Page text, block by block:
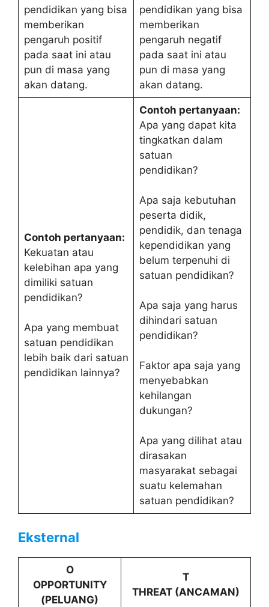
pendidikan yang bisa
memberikan
pengaruh positif
pada saat ini atau
pun di masa yang
akan datang.
pendidikan yang bisa
memberikan
pengaruh negatif
pada saat ini atau
pun di masa yang
akan datang.
Contoh pertanyaan:
Kekuatan atau
kelebihan apa yang
dimiliki satuan
pendidikan?
Apa yang membuat
satuan pendidikan
lebih baik dari satuan
pendidikan lainnya?
Contoh pertanyaan:
Apa yang dapat kita
tingkatkan dalam
satuan
pendidikan?
Apa saja kebutuhan
peserta didik,
pendidik, dan tenaga
kependidikan yang
belum terpenuhi di
satuan pendidikan?
Apa saja yang harus
dihindari satuan
pendidikan?
Faktor apa saja yang
menyebabkan
kehilangan
dukungan?
Apa yang dilihat atau
dirasakan
masyarakat sebagai
suatu kelemahan
satuan pendidikan?
Eksternal
O
OPPORTUNITY
(PELUANG)
T
THREAT (ANCAMAN)